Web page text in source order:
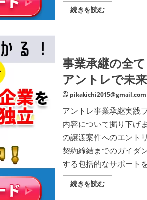
だ
さ
い
続きを読む多
彩
集
う
舞
台
–
ア
ン
ト
レ
事
業
継
実
践
プ
ロ
グ
ラ
で
事業承継の全
アントレで未
pikakichi2015@gmail.com
アントレ事業承継実践
内容について掘り下げ
の譲渡案件へのエント
契約締結までのガイダ
する包括的なサポート
続きを読む事
業